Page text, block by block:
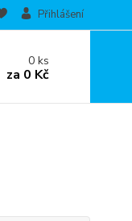
Přihlášení
0ks
za 0 Kč